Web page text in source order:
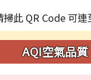
AQI空氣品質